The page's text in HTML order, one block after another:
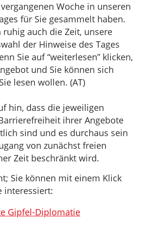
Woche in unseren
für Sie gesammelt haben.
ruhig auch die Zeit, unsere
der Hinweise des Tages
Sie auf “weiterlesen” klicken,
und Sie können sich
lesen wollen. (AT)
hin, dass die jeweiligen
ihrer Angebote
sind und es durchaus sein
von zunächst freien
Zeit beschränkt wird.
Sie können mit einem Klick
interessiert:
Gipfel-Diplomatie